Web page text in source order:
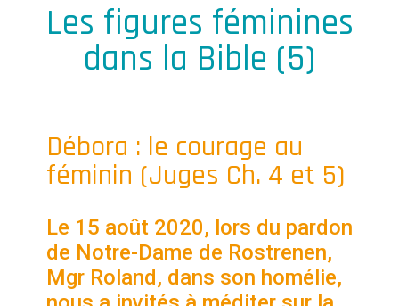
Les figures féminines
dans la Bible (5)
Débora : le courage au
féminin (Juges Ch. 4 et 5)
Le 15 août 2020, lors du pardon
de Notre-Dame de Rostrenen,
Mgr Roland, dans son homélie,